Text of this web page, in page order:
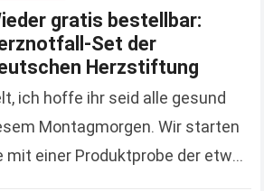
gratis bestellbar:
Set der
Herzstiftung
ich hoffe ihr seid alle gesund
Montagmorgen. Wir starten
mit einer Produktprobe der etwas